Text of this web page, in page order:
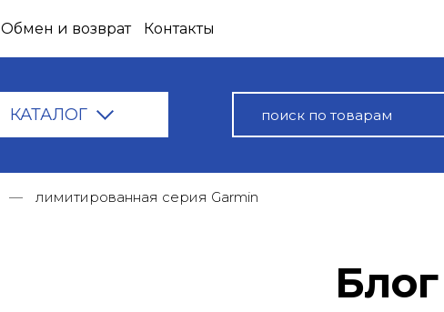
Обмен и возврат Контакты
КАТАЛОГ
лимитированная серия Garmin
Блог